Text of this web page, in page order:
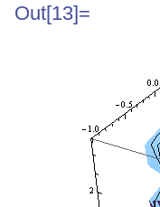
Out[13]=